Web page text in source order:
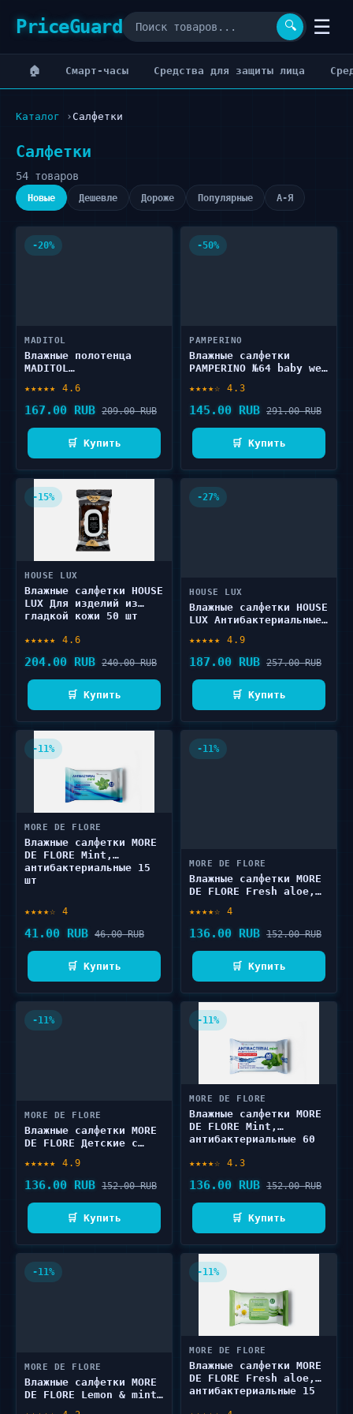
PriceGuard 🔍 ☰
🏠 Cмарт-часы Cредства для защиты лица
Каталог Салфетки
Салфетки
54 товаров
Новые Дешевле Дороже Популярные А-Я
-20%
MADITOL
Влажные полотенца
MADITOL
★★★★★ 4.6
167.00 RUB 209.00 RUB
🛒 Купить
-50%
PAMPERINO
Влажные салфетки
PAMPERINO №64 baby wet
★★★★☆ 4.3
145.00 RUB 291.00 RUB
🛒 Купить
-15%
HOUSE LUX
Влажные салфетки HOUSE
LUX Для изделий из
гладкой кожи 50 шт
★★★★★ 4.6
204.00 RUB 240.00 RUB
🛒 Купить
-27%
HOUSE LUX
Влажные салфетки HOUSE
LUX Антибактериальные
★★★★★ 4.9
187.00 RUB 257.00 RUB
🛒 Купить
-11%
MORE DE FLORE
Влажные салфетки MORE
DE FLORE Mint,
антибактериальные 15
шт
★★★★☆ 4
41.00 RUB 46.00 RUB
🛒 Купить
-11%
MORE DE FLORE
Влажные салфетки MORE
DE FLORE Fresh aloe,
★★★★☆ 4
136.00 RUB 152.00 RUB
🛒 Купить
-11%
MORE DE FLORE
Влажные салфетки MORE
DE FLORE Детские с
★★★★★ 4.9
136.00 RUB 152.00 RUB
🛒 Купить
-11%
MORE DE FLORE
Влажные салфетки MORE
DE FLORE Mint,
антибактериальные 60
★★★★☆ 4.3
136.00 RUB 152.00 RUB
🛒 Купить
-11%
MORE DE FLORE
Влажные салфетки MORE
DE FLORE Lemon & mint,
-11%
MORE DE FLORE
Влажные салфетки MORE
DE FLORE Fresh aloe,
антибактериальные 15